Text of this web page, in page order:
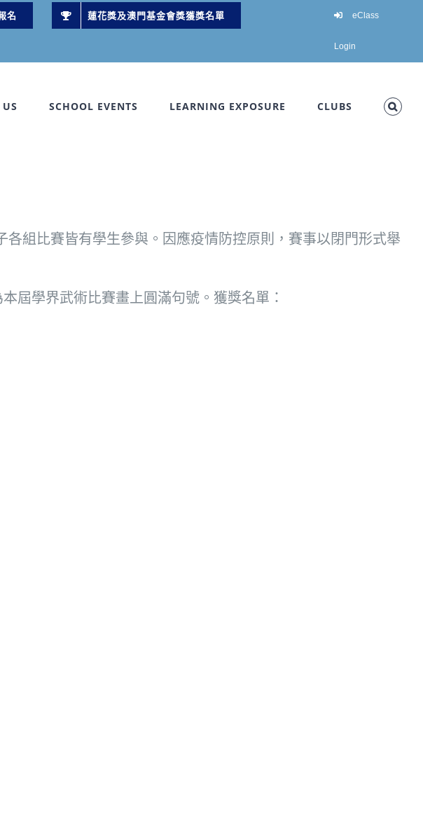
名 蓮花獎及澳門基金會獎獲獎名單 eClass
Login
SCHOOL EVENTS LEARNING EXPOSURE CLUBS
組比賽皆有學生參與。因應疫情防控原則，賽事以閉門形式舉
屆學界武術比賽畫上圓滿句號。獲獎名單：